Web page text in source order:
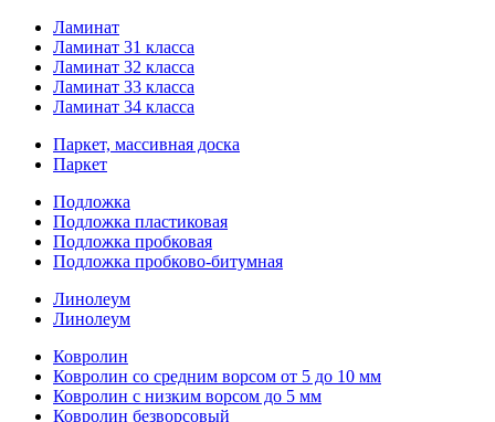
Ламинат
Ламинат 31 класса
Ламинат 32 класса
Ламинат 33 класса
Ламинат 34 класса
Паркет, массивная доска
Паркет
Подложка
Подложка пластиковая
Подложка пробковая
Подложка пробково-битумная
Линолеум
Линолеум
Ковролин
Ковролин со средним ворсом от 5 до 10 мм
Ковролин с низким ворсом до 5 мм
Ковролин безворсовый